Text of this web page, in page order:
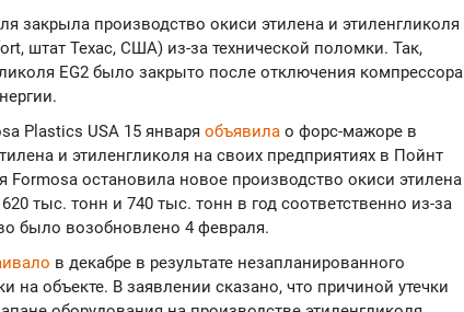
закрыла производство окиси этилена и этиленгликоля
штат Техас, США) из-за технической поломки. Так,
EG2 было закрыто после отключения компрессора
Plastics USA 15 января объявила о форс-мажоре в
и этиленгликоля на своих предприятиях в Пойнт
Formosa остановила новое производство окиси этилена
тыс. тонн и 740 тыс. тонн в год соответственно из-за
было возобновлено 4 февраля.
в декабре в результате незапланированного
на объекте. В заявлении сказано, что причиной утечки